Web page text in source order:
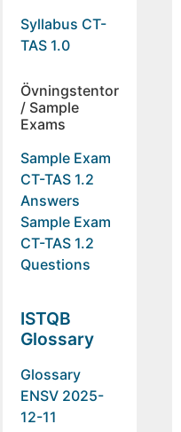
Syllabus CT-
TAS 1.0
Övningstentor
/ Sample
Exams
Sample Exam
CT-TAS 1.2
Answers
Sample Exam
CT-TAS 1.2
Questions
ISTQB
Glossary
Glossary
ENSV 2025-
12-11